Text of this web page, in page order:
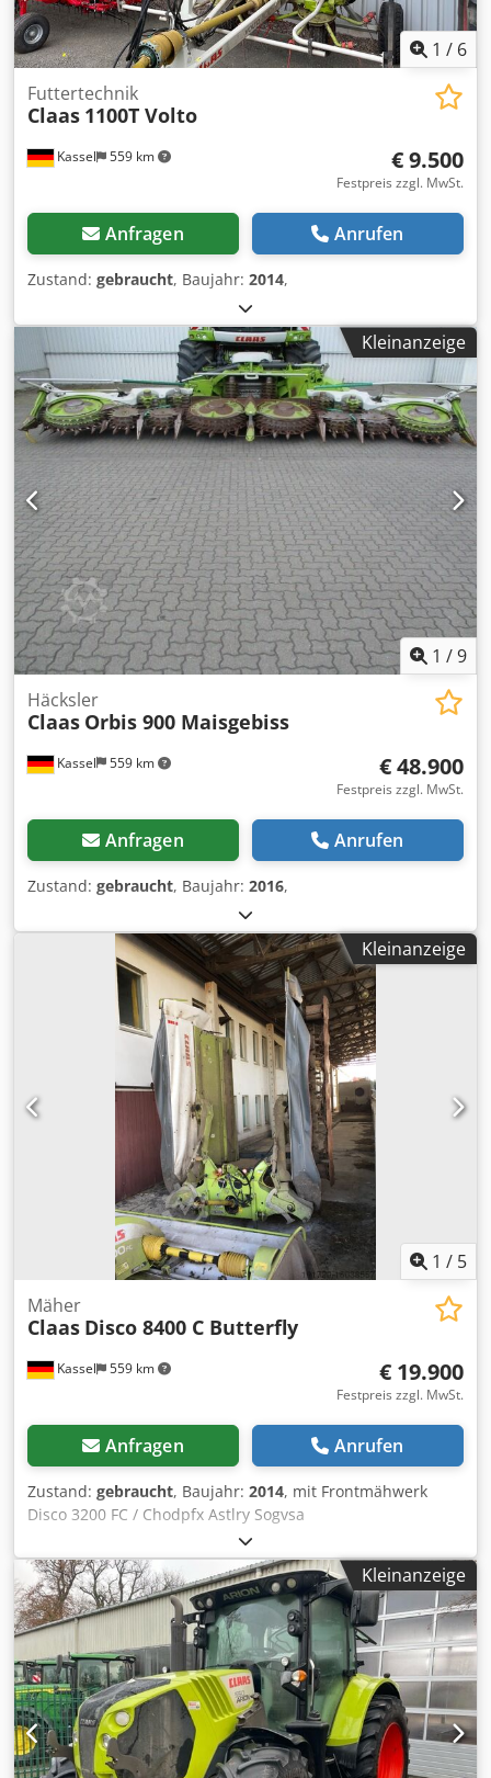
1 / 6
Kassel 559 km
Futtertechnik
Claas 1100T Volto
€ 9.500
Festpreis zzgl. MwSt.
Anfragen Anrufen
Zustand: gebraucht, Baujahr: 2014,
Kleinanzeige
1 /9
Kassel 559 km
Häcksler
Claas Orbis 900 Maisgebiss
€ 48.900
Festpreis zzgl. MwSt.
Anfragen Anrufen
Zustand: gebraucht, Baujahr: 2016,
Kleinanzeige
1 / 5
Kassel 559 km
Mäher
Claas Disco 8400 C Butterfly
€ 19.900
Festpreis zzgl. MwSt.
Anfragen Anrufen
Zustand: gebraucht, Baujahr: 2014, mit Frontmähwerk
Disco 3200 FC / Chodpfx Astlry Sogvsa
Kleinanzeige